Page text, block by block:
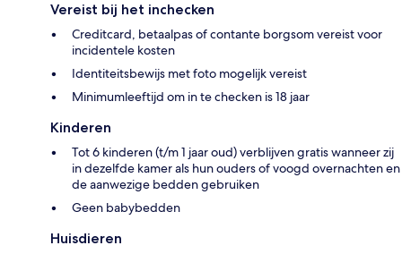
Vereist bij het inchecken
Creditcard, betaalpas of contante borgsom vereist voor
incidentele kosten
Identiteitsbewijs met foto mogelijk vereist
Minimumleeftijd om in te checken is 18 jaar
Kinderen
Tot 6 kinderen (t/m 1 jaar oud) verblijven gratis wanneer zij
in dezelfde kamer als hun ouders of voogd overnachten en
de aanwezige bedden gebruiken
Geen babybedden
Huisdieren